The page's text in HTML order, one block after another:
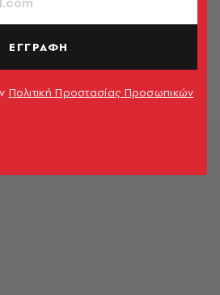
MEDIA
Τσουρός: Δραστικές
στην εκπομπή του
ΕΓΓΡΑΦΗ
Πολιτική Προστασίας Προσωπικών